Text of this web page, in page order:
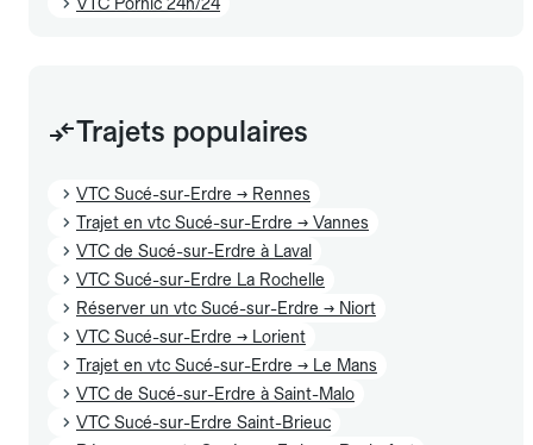
Trajets populaires
VTC Sucé-sur-Erdre → Rennes
Trajet en vtc Sucé-sur-Erdre → Vannes
VTC de Sucé-sur-Erdre à Laval
VTC Sucé-sur-Erdre La Rochelle
Réserver un vtc Sucé-sur-Erdre → Niort
VTC Sucé-sur-Erdre → Lorient
Trajet en vtc Sucé-sur-Erdre → Le Mans
VTC de Sucé-sur-Erdre à Saint-Malo
VTC Sucé-sur-Erdre Saint-Brieuc